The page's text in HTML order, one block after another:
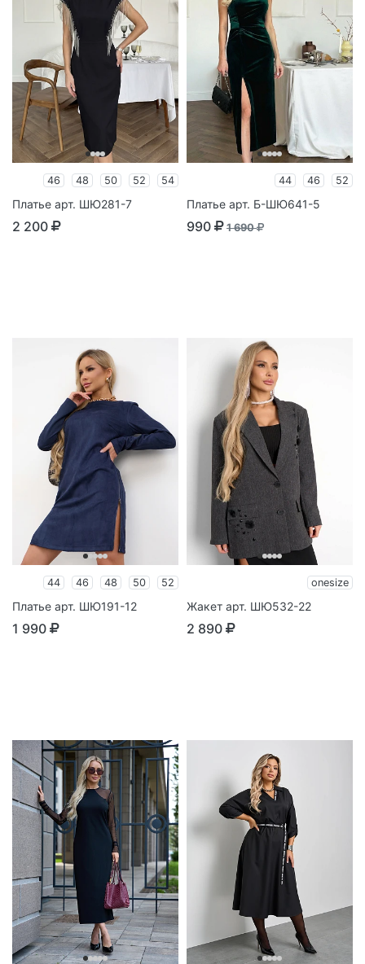
46 48 50 52 54
Платье арт. ШЮ281-7
2 200
44 46 52
Платье арт. Б-ШЮ641-5
990 1 690
44 46 48 50 52
Платье арт. ШЮ191-12
1 990
onesize
Жакет арт. ШЮ532-22
2 890